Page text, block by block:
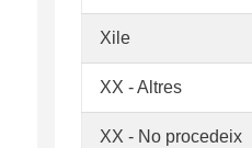
Xile
XX - Altres
XX - No procedeix